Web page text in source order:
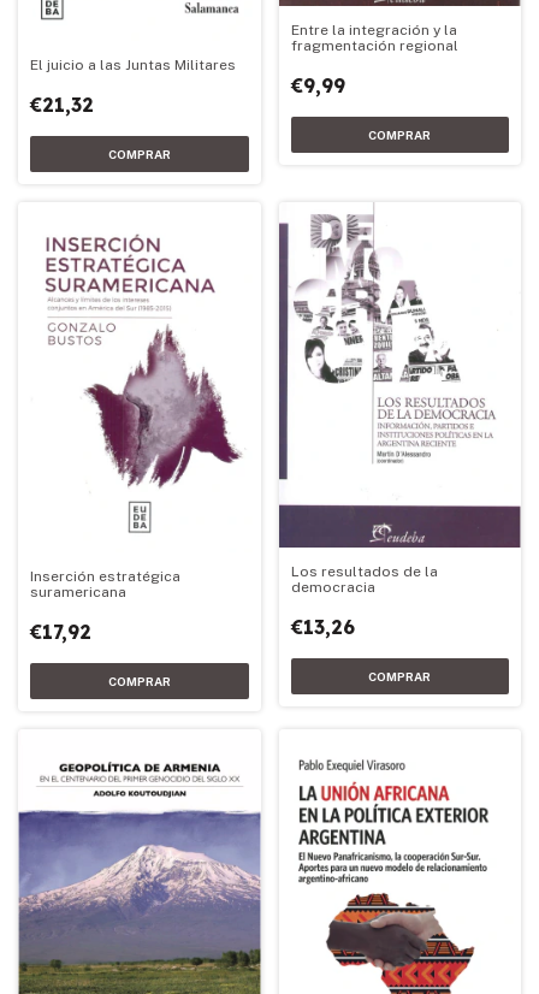
El juicio a las Juntas Militares
€21,32
Entre la integración y la
fragmentación regional
€9,99
Inserción estratégica
suramericana
€17,92
Los resultados de la
democracia
€13,26